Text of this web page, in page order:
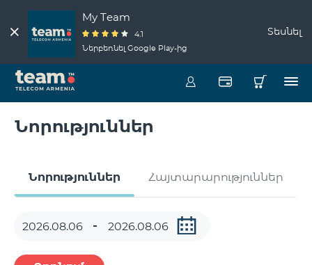
My Team
4.1
Ներբեռնել Google Play-ից
Տեսնել
Նորություններ
Նորություններ Հայտարարություններ